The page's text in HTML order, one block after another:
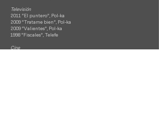
Televisión
2011 “El puntero”, Pol-ka
2009 “Tratame bien”, Pol-ka
2009 “Valientes”, Pol-ka
1998 “Fiscales”, Telefe
Cine